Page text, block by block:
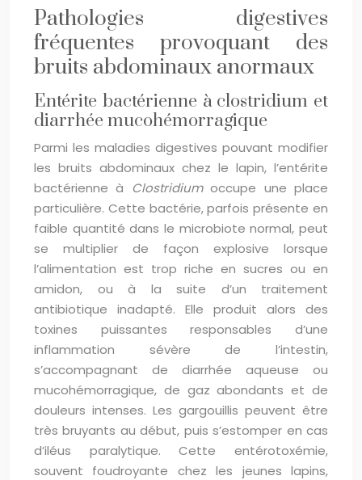
Pathologies digestives
fréquentes provoquant des
bruits abdominaux anormaux
Entérite bactérienne à clostridium et
diarrhée mucohémorragique
Parmi les maladies digestives pouvant modifier
les bruits abdominaux chez le lapin, l’entérite
bactérienne à Clostridiumoccupe une place
particulière. Cette bactérie, parfois présente en
faible quantité dans le microbiote normal, peut
se multiplier de façon explosive lorsque
l’alimentation est trop riche en sucres ou en
amidon, ou à la suite d’un traitement
antibiotique inadapté. Elle produit alors des
toxines puissantes responsables d’une
inflammation sévère de l’intestin,
s’accompagnant de diarrhée aqueuse ou
mucohémorragique, de gaz abondants et de
douleurs intenses. Les gargouillis peuvent être
très bruyants au début, puis s’estomper en cas
d’iléus paralytique. Cette entérotoxémie,
souvent foudroyante chez les jeunes lapins,